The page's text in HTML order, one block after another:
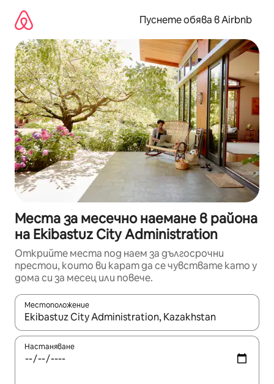
съдържанието
Пуснете обява в Airbnb
Места за месечно наемане в района
на Ekibastuz City Administration
Открийте места под наем за дългосрочни
престои, които ви карат да се чувствате като у
дома си за месец или повече.
Местоположение
Когато резултатите се покажат, използвайте
Настаняване